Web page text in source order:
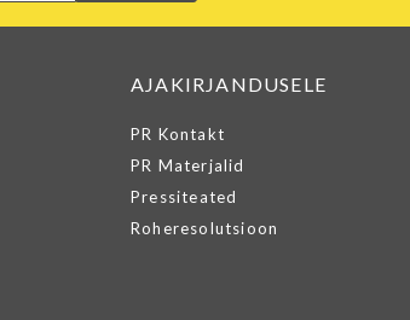
AJAKIRJANDUSELE
PR Kontakt
PR Materjalid
Pressiteated
Roheresolutsioon